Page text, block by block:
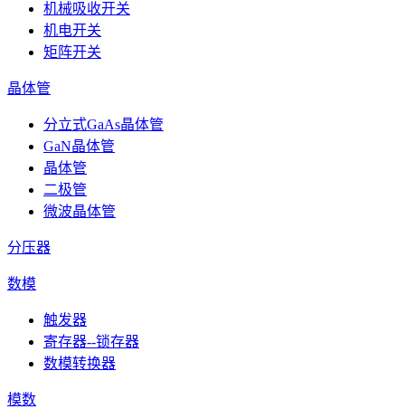
机械吸收开关
机电开关
矩阵开关
晶体管
分立式GaAs晶体管
GaN晶体管
晶体管
二极管
微波晶体管
分压器
数模
触发器
寄存器--锁存器
数模转换器
模数